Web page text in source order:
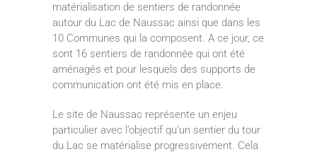
matérialisation de sentiers de randonnée
autour du Lac de Naussac ainsi que dans les
10 Communes qui la composent. A ce jour, ce
sont 16 sentiers de randonnée qui ont été
aménagés et pour lesquels des supports de
communication ont été mis en place.
Le site de Naussac représente un enjeu
particulier avec l’objectif qu’un sentier du tour
du Lac se matérialise progressivement. Cela